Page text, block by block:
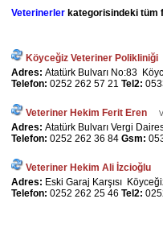
Veterinerler kategorisindeki tüm
Köyceğiz Veteriner Polikliniği
Adres: Atatürk Bulvarı No:83
Telefon: 0252 262 57 21 Tel2:
Veteriner Hekim Ferit Eren
Adres: Atatürk Bulvarı Vergi
Telefon: 0252 262 36 84 Gsm:
Veteriner Hekim Ali İzcioğlu
Adres: Eski Garaj Karşısı
Telefon: 0252 262 25 46 Tel2: